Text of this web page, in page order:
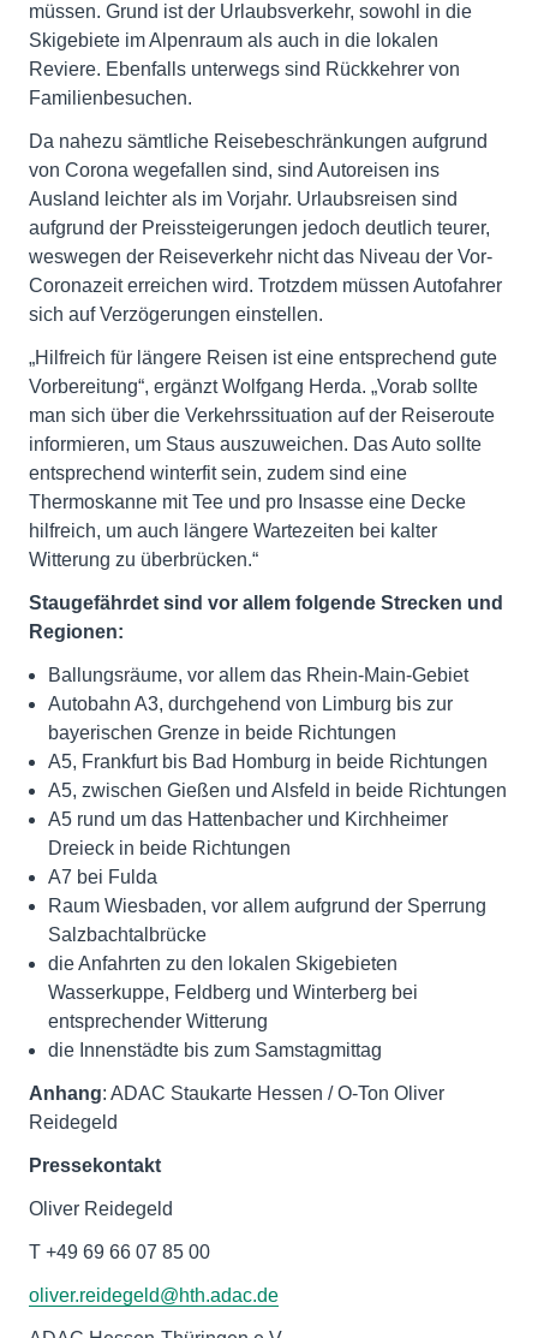
müssen. Grund ist der Urlaubsverkehr, sowohl in die
Skigebiete im Alpenraum als auch in die lokalen
Reviere. Ebenfalls unterwegs sind Rückkehrer von
Familienbesuchen.
Da nahezu sämtliche Reisebeschränkungen aufgrund
von Corona wegefallen sind, sind Autoreisen ins
Ausland leichter als im Vorjahr. Urlaubsreisen sind
aufgrund der Preissteigerungen jedoch deutlich teurer,
weswegen der Reiseverkehr nicht das Niveau der Vor-
Coronazeit erreichen wird. Trotzdem müssen Autofahrer
sich auf Verzögerungen einstellen.
„Hilfreich für längere Reisen ist eine entsprechend gute
Vorbereitung“, ergänzt Wolfgang Herda. „Vorab sollte
man sich über die Verkehrssituation auf der Reiseroute
informieren, um Staus auszuweichen. Das Auto sollte
entsprechend winterfit sein, zudem sind eine
Thermoskanne mit Tee und pro Insasse eine Decke
hilfreich, um auch längere Wartezeiten bei kalter
Witterung zu überbrücken.“
Staugefährdet sind vor allem folgende Strecken und
Regionen:
Ballungsräume, vor allem das Rhein-Main-Gebiet
Autobahn A3, durchgehend von Limburg bis zur
bayerischen Grenze in beide Richtungen
A5, Frankfurt bis Bad Homburg in beide Richtungen
A5, zwischen Gießen und Alsfeld in beide Richtungen
A5 rund um das Hattenbacher und Kirchheimer
Dreieck in beide Richtungen
A7 bei Fulda
Raum Wiesbaden, vor allem aufgrund der Sperrung
Salzbachtalbrücke
die Anfahrten zu den lokalen Skigebieten
Wasserkuppe, Feldberg und Winterberg bei
entsprechender Witterung
die Innenstädte bis zum Samstagmittag
Anhang: ADAC Staukarte Hessen / O-Ton Oliver
Reidegeld
Pressekontakt
Oliver Reidegeld
T +49 69 66 07 85 00
oliver.reidegeld@hth.adac.de